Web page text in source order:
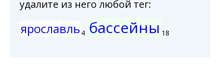
удалите из него любой тег:
ярославль 4 бассейны 18